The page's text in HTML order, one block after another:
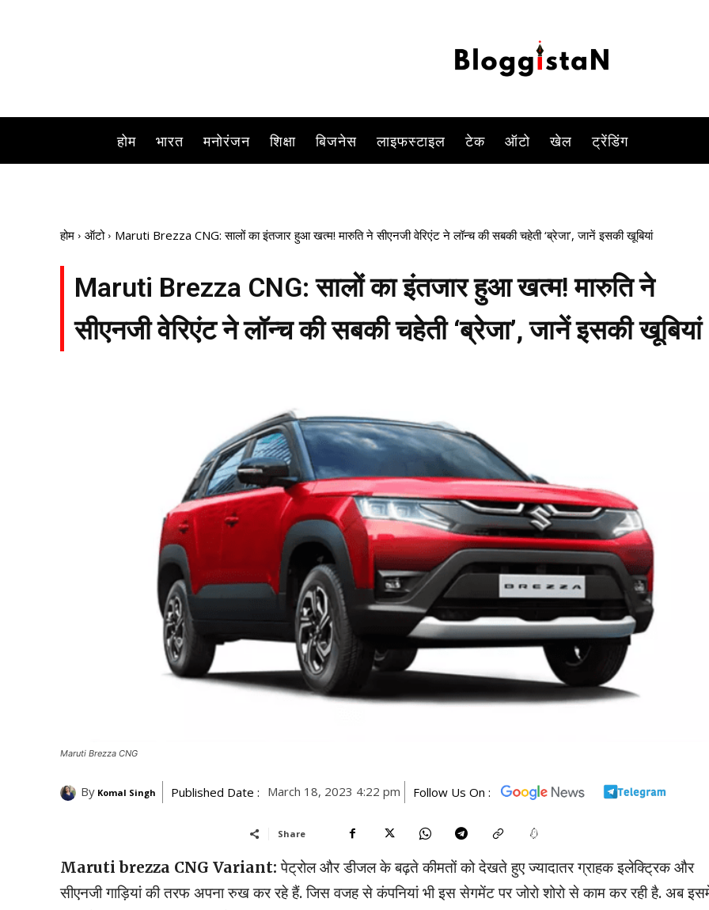
होम भारत मनोरंजन शिक्षा बिजनेस लाइफस्टाइल टेक ऑटो खेल ट्रेंडिंग
होम ऑटो Maruti Brezza CNG: सालों का इंतजार हुआ खत्म! मारुति ने सीएनजी वेरिएंट ने लॉन्च की सबकी चहेती ‘ब्रेजा’, जानें इसकी खूबियां
Maruti Brezza CNG: सालों का इंतजार हुआ खत्म! मारुति ने
सीएनजी वेरिएंट ने लॉन्च की सबकी चहेती ‘ब्रेजा’, जानें इसकी खूबियां
Maruti Brezza CNG
By Komal Singh Published Date : March 18, 2023 4:22 pm Follow Us On :
Share
Maruti brezza CNG Variant: पेट्रोल और डीजल के बढ़ते कीमतों को देखते हुए ज्यादातर ग्राहक इलेक्ट्रिक और
सीएनजी गाड़ियां की तरफ अपना रुख कर रहे हैं. जिस वजह से कंपनियां भी इस सेगमेंट पर जोरो शोरो से काम कर रही है. अब